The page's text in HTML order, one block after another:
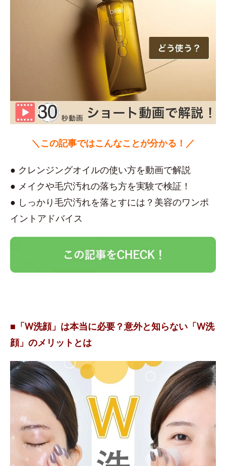
＼この記事ではこんなことが分かる！／
● クレンジングオイルの使い方を動画で解説
● メイクや毛穴汚れの落ち方を実験で検証！
● しっかり毛穴汚れを落とすには？美容のワンポ
イントアドバイス
■「W洗顔」は本当に必要？意外と知らない「W洗
顔」のメリットとは